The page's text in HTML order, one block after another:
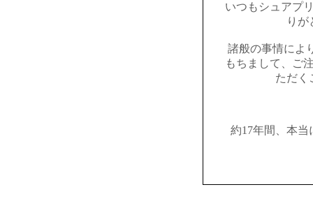
いつもシュアプ
りが
諸般の事情によ
もちまして、ご
ただく
約17年間、本